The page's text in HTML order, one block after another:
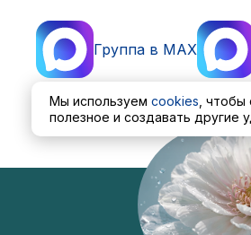
Группа в MAX
Пользовательское
Мы используем cookies ,
полезное и создавать другие